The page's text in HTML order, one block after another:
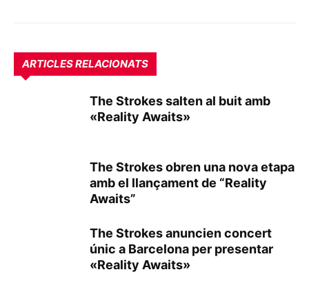
ARTICLES RELACIONATS
The Strokes salten al buit amb
«Reality Awaits»
The Strokes obren una nova etapa
amb el llançament de “Reality
Awaits”
The Strokes anuncien concert
únic a Barcelona per presentar
«Reality Awaits»